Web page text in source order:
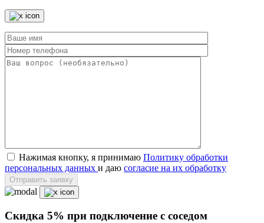
Нажимая кнопку, я принимаю Политику обработки
персональных данных и даю согласие на их обработку
Отправить заявку
Скидка 5% при подключение с соседом